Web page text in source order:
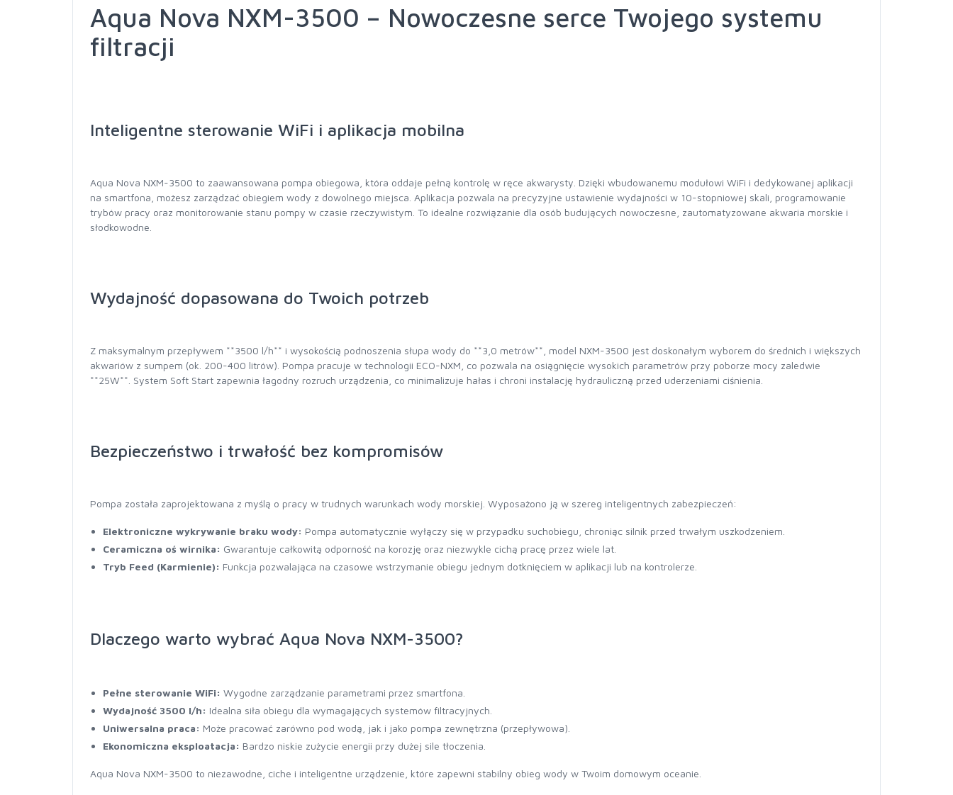
Aqua Nova NXM-3500 – Nowoczesne serce Twojego systemu
filtracji
Inteligentne sterowanie WiFi i aplikacja mobilna
Aqua Nova NXM-3500 to zaawansowana pompa obiegowa, która oddaje pełną kontrolę w ręce akwarysty. Dzięki wbudowanemu modułowi WiFi i dedykowanej aplikacji
na smartfona, możesz zarządzać obiegiem wody z dowolnego miejsca. Aplikacja pozwala na precyzyjne ustawienie wydajności w 10-stopniowej skali, programowanie
trybów pracy oraz monitorowanie stanu pompy w czasie rzeczywistym. To idealne rozwiązanie dla osób budujących nowoczesne, zautomatyzowane akwaria morskie i
słodkowodne.
Wydajność dopasowana do Twoich potrzeb
Z maksymalnym przepływem **3500 l/h** i wysokością podnoszenia słupa wody do **3,0 metrów**, model NXM-3500 jest doskonałym wyborem do średnich i większych
akwariów z sumpem (ok. 200-400 litrów). Pompa pracuje w technologii ECO-NXM, co pozwala na osiągnięcie wysokich parametrów przy poborze mocy zaledwie
**25W**. System Soft Start zapewnia łagodny rozruch urządzenia, co minimalizuje hałas i chroni instalację hydrauliczną przed uderzeniami ciśnienia.
Bezpieczeństwo i trwałość bez kompromisów
Pompa została zaprojektowana z myślą o pracy w trudnych warunkach wody morskiej. Wyposażono ją w szereg inteligentnych zabezpieczeń:
Elektroniczne wykrywanie braku wody: Pompa automatycznie wyłączy się w przypadku suchobiegu, chroniąc silnik przed trwałym uszkodzeniem.
Ceramiczna oś wirnika: Gwarantuje całkowitą odporność na korozję oraz niezwykle cichą pracę przez wiele lat.
Tryb Feed (Karmienie): Funkcja pozwalająca na czasowe wstrzymanie obiegu jednym dotknięciem w aplikacji lub na kontrolerze.
Dlaczego warto wybrać Aqua Nova NXM-3500?
Pełne sterowanie WiFi: Wygodne zarządzanie parametrami przez smartfona.
Wydajność 3500 l/h: Idealna siła obiegu dla wymagających systemów filtracyjnych.
Uniwersalna praca: Może pracować zarówno pod wodą, jak i jako pompa zewnętrzna (przepływowa).
Ekonomiczna eksploatacja: Bardzo niskie zużycie energii przy dużej sile tłoczenia.
Aqua Nova NXM-3500 to niezawodne, ciche i inteligentne urządzenie, które zapewni stabilny obieg wody w Twoim domowym oceanie.